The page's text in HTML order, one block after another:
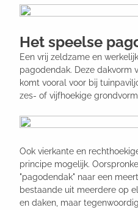
Het speelse
Een vrij zeldzame en
pagodendak. Deze dakvorm
komt vooral voor bij
zes- of vijfhoekige
Ook vierkante en
principe mogelijk.
"pagodendak" naar een
bestaande uit meerdere op
en daken, maar